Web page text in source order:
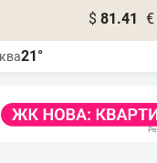
$ 81.41 €
21°